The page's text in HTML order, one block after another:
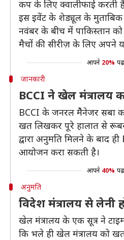
कप के लिए क्वालीफाई करती
इस इवेंट के शेड्यूल के मुताबिक
नवंबर के बीच में पाकिस्तान
मैचों की सीरीज़ के लिए अपने
आपने 20%
जानकारी
BCCI ने खेल मंत्रालय
BCCI के जनरल मैैनेजर सबा
खत लिखकर पूरे हालात से
द्वारा अनुमति मिलने के बाद
आयोजन करा सकती है।
आपने 40%
अनुमति
विदेश मंत्रालय से लेनी
खेल मंत्रालय के एक सूत्र ने
कि भले ही खेल मंत्रालय को